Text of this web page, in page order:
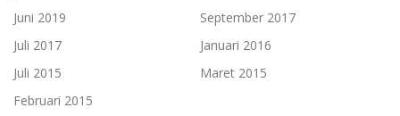
Juni 2019
September 2017
Juli 2017
Januari 2016
Juli 2015
Maret 2015
Februari 2015